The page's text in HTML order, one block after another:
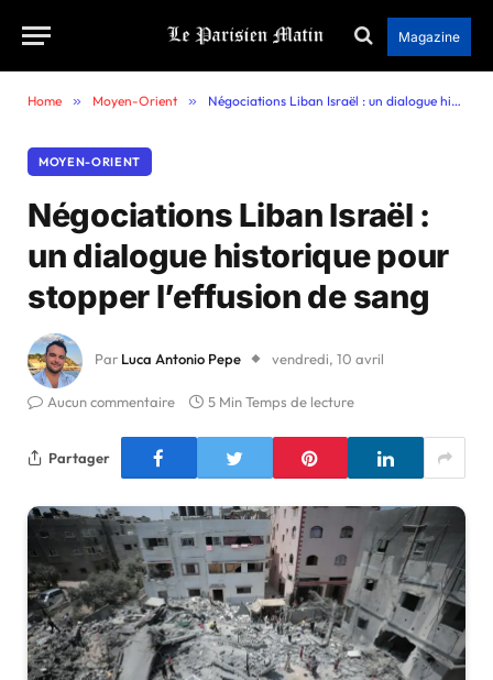
Magazine
Home » Moyen-Orient » Négociations Liban Israël : un dialogue historique pour stopper l’effusion de sang
MOYEN-ORIENT
Négociations Liban Israël :
un dialogue historique pour
stopper l’effusion de sang
Par Luca Antonio Pepe vendredi, 10 avril
Aucun commentaire 5 Min Temps de lecture
Partager